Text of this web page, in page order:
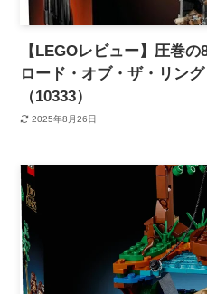
【LEGOレビュー】圧巻
ロード・オブ・ザ・リン
（10333）
2025年8月26日